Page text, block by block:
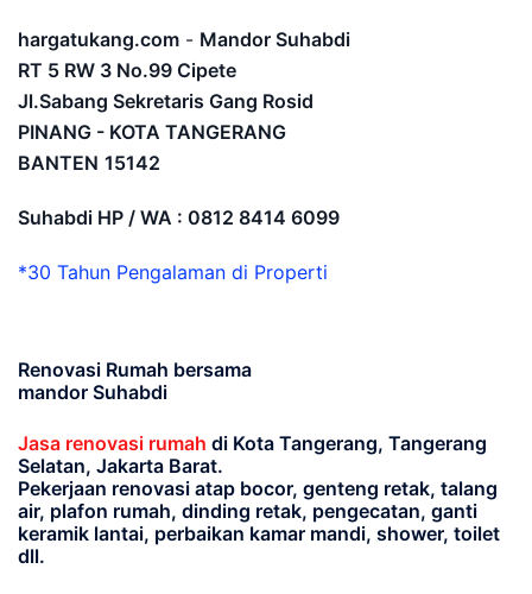
hargatukang.com - Mandor Suhabdi
RT 5 RW 3 No.99 Cipete
Jl.Sabang Sekretaris Gang Rosid
PINANG - KOTA TANGERANG
BANTEN 15142
Suhabdi HP / WA : 0812 8414 6099
*30 Tahun Pengalaman di Properti
Renovasi Rumah bersama
mandor Suhabdi
Jasa renovasi rumah di Kota Tangerang, Tangerang
Selatan, Jakarta Barat.
Pekerjaan renovasi atap bocor, genteng retak, talang
air, plafon rumah, dinding retak, pengecatan, ganti
keramik lantai, perbaikan kamar mandi, shower, toilet
dll.